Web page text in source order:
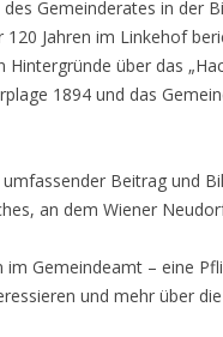
Gemeinderates in der
Jahren im Linkehof
über das
1894 und das
Beitrag und
an dem Wiener
Gemeindeamt – eine
und mehr über